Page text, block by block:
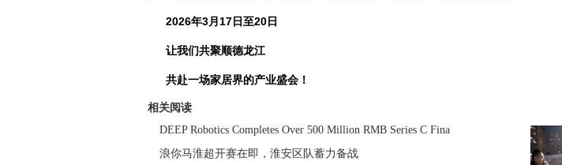
2026年3月17日至20日
让我们共聚顺德龙江
共赴一场家居界的产业盛会！
相关阅读
DEEP Robotics Completes Over 500 Million RMB Series C Fina
浪你马淮超开赛在即，淮安区队蓄力备战